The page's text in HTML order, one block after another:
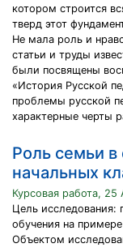
котором строится
тверд этот
Не мала роль и
статьи и труды
были посвящены
«История Русской
проблемы русской
характерные черты
Роль семьи
начальных
Курсовая работа, 25
Цель исследования:
обучения на
Объектом